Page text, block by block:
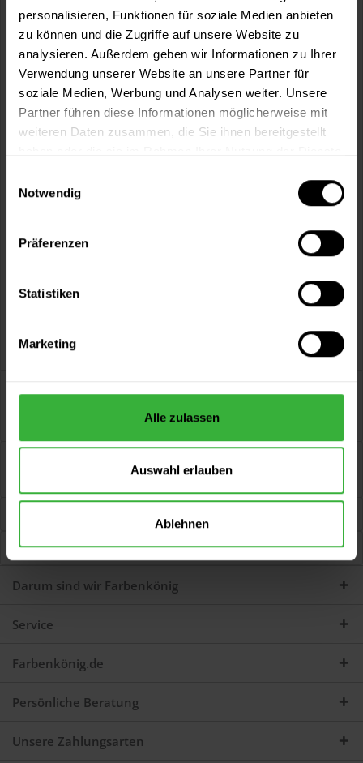
personalisieren, Funktionen für soziale Medien anbieten
zu können und die Zugriffe auf unsere Website zu
analysieren. Außerdem geben wir Informationen zu Ihrer
Verwendung unserer Website an unsere Partner für
soziale Medien, Werbung und Analysen weiter. Unsere
Partner führen diese Informationen möglicherweise mit
weiteren Daten zusammen, die Sie ihnen bereitgestellt
Notwendig
Präferenzen
Statistiken
Marketing
Alle zulassen
Auswahl erlauben
Ablehnen
Merken Fragen zum Artikel?
Artikel-Nr.: BX1434
Sie möchten eine größere Menge kaufen
und wünschen ein Angebot?
Versand innerhalb von 48h*
Universalpinsel, flach Helle Borsten, flache Blechzwinge.
Artikelbeschreibung Helle Borsten,...mehr
Kunden haben sich ebenfalls angesehen
Darum sind wir Farbenkönig
Service
Farbenkönig.de
Persönliche Beratung
Unsere Zahlungsarten